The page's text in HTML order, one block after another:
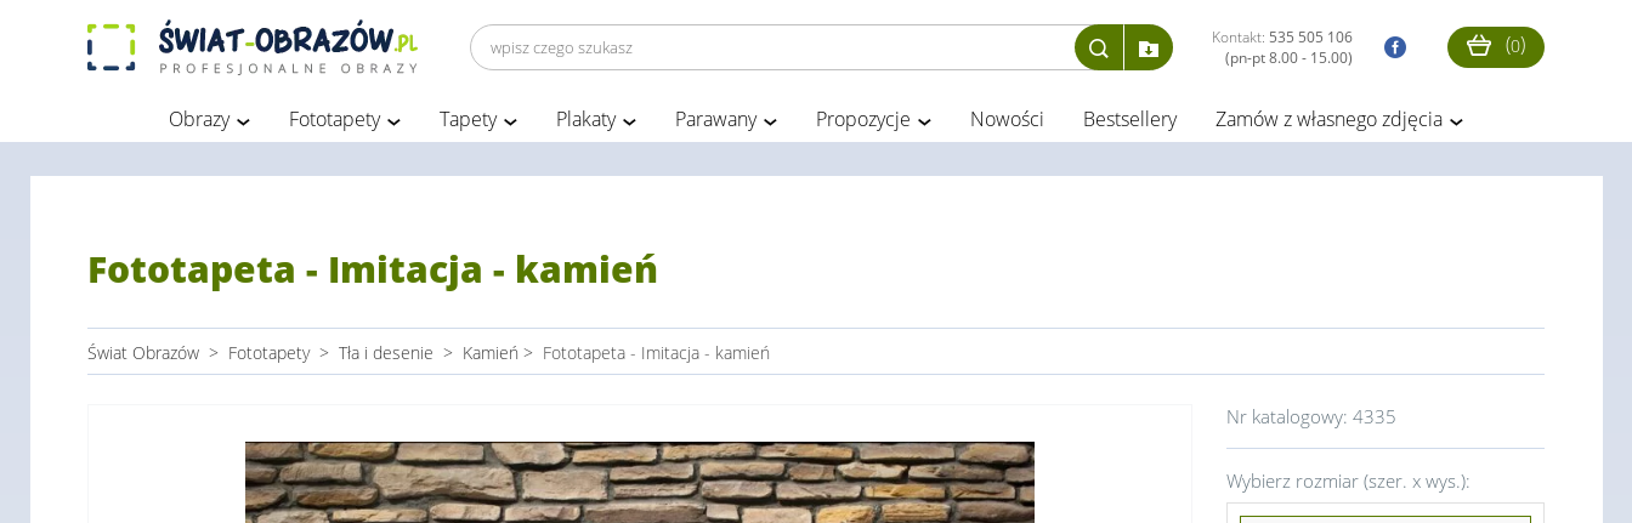
Kontakt: 535 505 106
(pn-pt 8.00 - 15.00)
(0)
Obrazy Fototapety Tapety Plakaty Parawany Propozycje Nowości Bestsellery Zamów z własnego zdjęcia
Fototapeta - Imitacja - kamień
Świat Obrazów > Fototapety > Tła i desenie > Kamień > Fototapeta - Imitacja - kamień
Nr katalogowy: 4335
Wybierz rozmiar (szer. x wys.):